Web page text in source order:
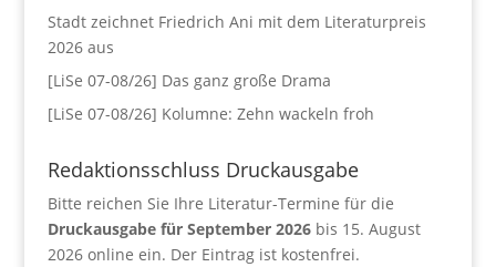
Stadt zeichnet Friedrich Ani mit dem Literaturpreis
2026 aus
[LiSe 07-08/26] Das ganz große Drama
[LiSe 07-08/26] Kolumne: Zehn wackeln froh
Redaktionsschluss Druckausgabe
Bitte reichen Sie Ihre Literatur-Termine für die
Druckausgabe für September 2026bis 15. August
2026 online ein. Der Eintrag ist kostenfrei.